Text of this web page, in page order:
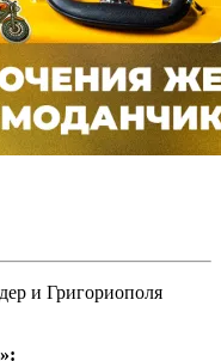
и Григориополя